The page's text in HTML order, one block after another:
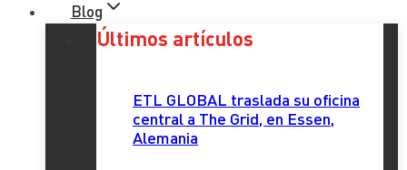
Blog
Últimos artículos
ETL GLOBAL traslada su oficina
central a The Grid, en Essen,
Alemania